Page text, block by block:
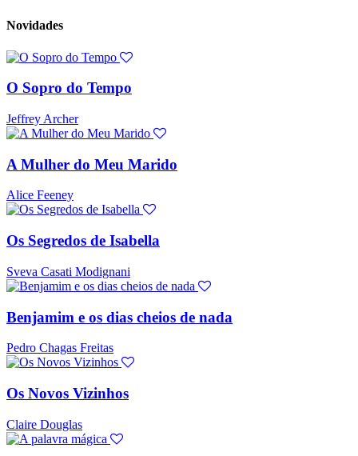
Novidades
O Sopro do Tempo
Jeffrey Archer
A Mulher do Meu Marido
Alice Feeney
Os Segredos de Isabella
Sveva Casati Modignani
Benjamim e os dias cheios de nada
Pedro Chagas Freitas
Os Novos Vizinhos
Claire Douglas